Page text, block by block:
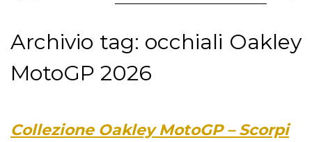
Archivio tag: occhiali Oakley
MotoGP 2026
Collezione Oakley MotoGP – Scorpi